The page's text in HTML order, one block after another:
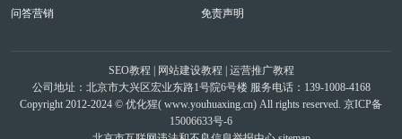
问答营销
免责声明
SEO教程 | 网站建设教程 | 运营推广教程
公司地址：北京市大兴区宏业东路1号院6号楼 服务电话：139-1008-4168
Copyright 2012-2024 © 优化猩( www.youhuaxing.cn) All rights reserved. 京ICP备
15006633号-6